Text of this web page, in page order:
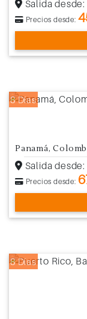
Salida desde:
Precios desde:
8 Días
Panamá,
Salida desde:
Precios desde:
8 Días